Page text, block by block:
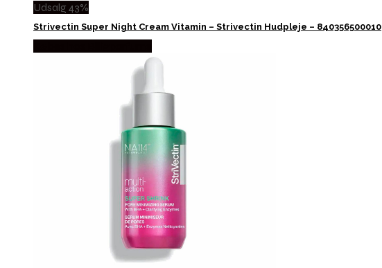
Udsalg 43%
Strivectin Super Night Cream Vitamin – Strivectin Hudpleje – 840356500010